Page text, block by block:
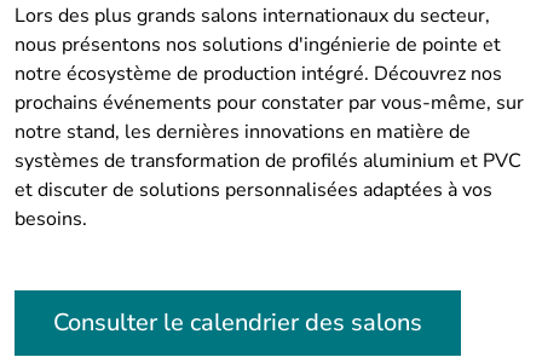
Lors des plus grands salons internationaux du secteur,
nous présentons nos solutions d'ingénierie de pointe et
notre écosystème de production intégré. Découvrez nos
prochains événements pour constater par vous-même, sur
notre stand, les dernières innovations en matière de
systèmes de transformation de profilés aluminium et PVC
et discuter de solutions personnalisées adaptées à vos
besoins.
Consulter le calendrier des salons